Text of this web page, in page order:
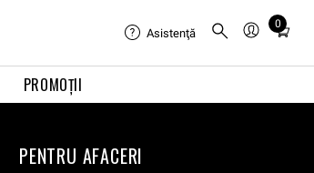
PROMOȚII
Asistenţă
0
Total
cart:
PENTRU AFACERI